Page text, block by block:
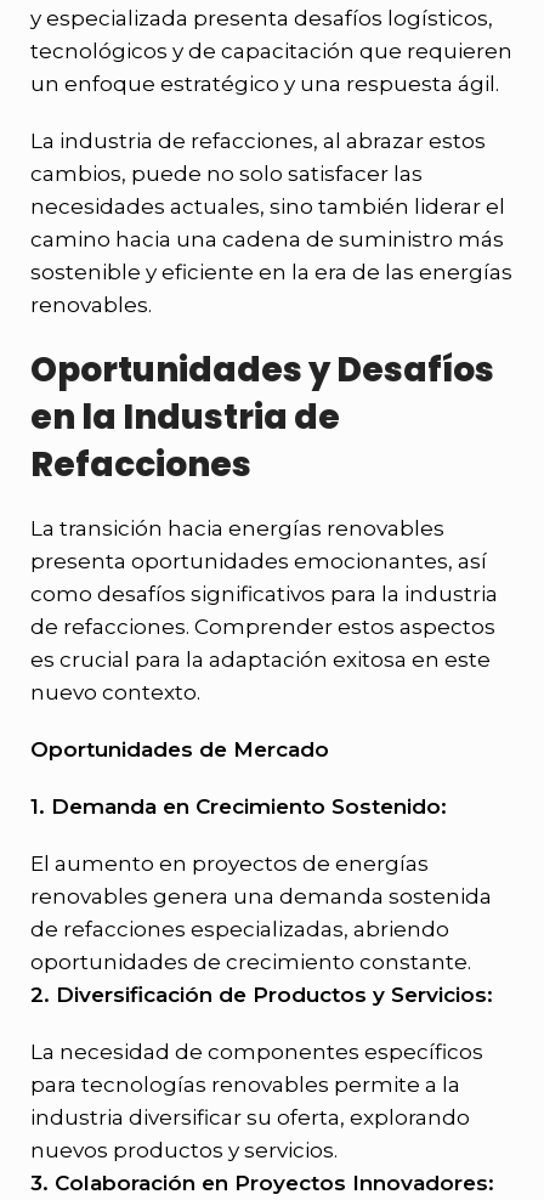
y especializada presenta desafíos logísticos,
tecnológicos y de capacitación que requieren
un enfoque estratégico y una respuesta ágil.
La industria de refacciones, al abrazar estos
cambios, puede no solo satisfacer las
necesidades actuales, sino también liderar el
camino hacia una cadena de suministro más
sostenible y eficiente en la era de las energías
renovables.
Oportunidades y Desafíos
en la Industria de
Refacciones
La transición hacia energías renovables
presenta oportunidades emocionantes, así
como desafíos significativos para la industria
de refacciones. Comprender estos aspectos
es crucial para la adaptación exitosa en este
nuevo contexto.
Oportunidades de Mercado
1. Demanda en Crecimiento Sostenido:
El aumento en proyectos de energías
renovables genera una demanda sostenida
de refacciones especializadas, abriendo
oportunidades de crecimiento constante.
2. Diversificación de Productos y Servicios:
La necesidad de componentes específicos
para tecnologías renovables permite a la
industria diversificar su oferta, explorando
nuevos productos y servicios.
3. Colaboración en Proyectos Innovadores: